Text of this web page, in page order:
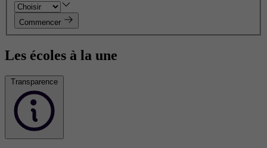
Commencer
Les écoles à la une
Transparence